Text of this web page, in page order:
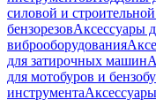
силовой и
бензорезовАксессуары
виброоборудования
для затирочных машин
для мотобуров и
инструмента